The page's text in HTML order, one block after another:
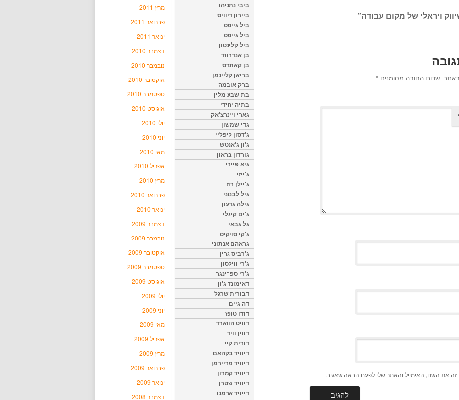
ויראלי של מקום עבודה”
באתר. שדות החובה מסומנים *
*
זה את השם, האימייל והאתר שלי לפעם הבאה שאגיב.
מרץ 2011
פברואר 2011
ינואר 2011
דצמבר 2010
נובמבר 2010
אוקטובר 2010
ספטמבר 2010
אוגוסט 2010
יולי 2010
יוני 2010
מאי 2010
אפריל 2010
מרץ 2010
פברואר 2010
ינואר 2010
דצמבר 2009
נובמבר 2009
אוקטובר 2009
ספטמבר 2009
אוגוסט 2009
יולי 2009
יוני 2009
מאי 2009
אפריל 2009
מרץ 2009
פברואר 2009
ינואר 2009
דצמבר 2008
ביבי נתניהו
ביירון דיוויס
ביל גייטס
ביל גייטס
ביל קלינטון
בן אנדרווד
בן קאתרס
בריאן קליינמן
ברק אובמה
בת שבע מלין
בתיה יחידי
גארי ויינרצ'אק
גדי שמשון
ג'דסון ליפליי
ג'ון ג'אנטש
גורדון בראון
גיא פיירי
ג'ייזי
ג'יילן רוז
גיל לבנוני
גילה גדעון
ג'ים קיגלי
גל גבאי
ג'קי סויקיס
גראהם אנתוני
ג'רביס גרין
ג'רי ווילסון
ג'רי ספרינגר
דאימונד ג'ון
דבורית שרגל
דה גיים
דודו טופז
דוויט הווארד
דווין וויד
דורית קיי
דיוויד בקהאם
דיוויד מריירמן
דיוויד קמרון
דיוויד שטרן
דייויד ארמנו